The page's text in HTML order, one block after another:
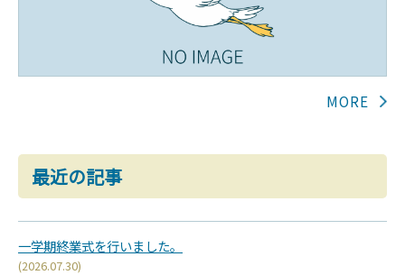
最近の記事
一学期終業式を行いました。
(2026.07.30)